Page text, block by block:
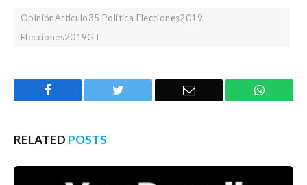
OpiniónArticulo35 Política Elecciones2019
Elecciones2019GT
Email
RELATED POSTS